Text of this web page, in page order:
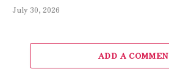
July 30, 2026
ADD A